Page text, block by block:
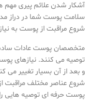
آشکار شدن علائم پیری مهم
سلامت پوست شما در دراز
شروع مراقبت از پوست به
متخصصان پوست عادات ساده
و بعد از آن بسیار تغییر می
شروع عناصر مختلف
پوست حرفه ای توصیه هایی را